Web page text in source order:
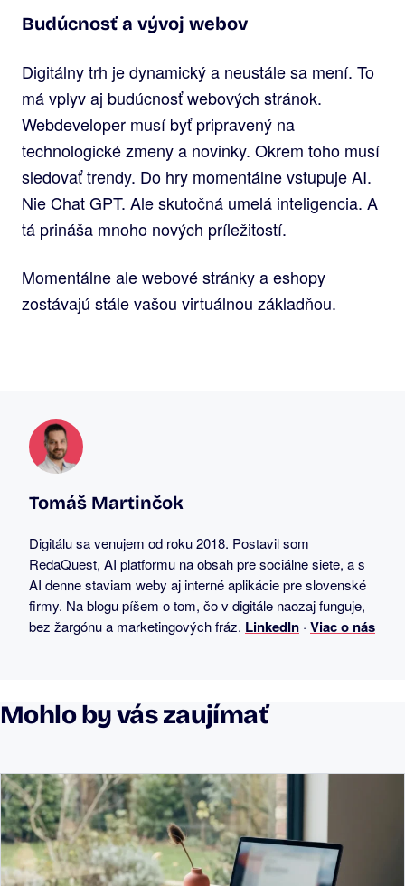
Budúcnosť a vývoj webov
Digitálny trh je dynamický a neustále sa mení. To
má vplyv aj budúcnosť webových stránok.
Webdeveloper musí byť pripravený na
technologické zmeny a novinky. Okrem toho musí
sledovať trendy. Do hry momentálne vstupuje AI.
Nie Chat GPT. Ale skutočná umelá inteligencia. A
tá prináša mnoho nových príležitostí.
Momentálne ale webové stránky a eshopy
zostávajú stále vašou virtuálnou základňou.
Tomáš Martinčok
Digitálu sa venujem od roku 2018. Postavil som
RedaQuest, AI platformu na obsah pre sociálne siete, a s
AI denne staviam weby aj interné aplikácie pre slovenské
firmy. Na blogu píšem o tom, čo v digitále naozaj funguje,
bez žargónu a marketingových fráz. LinkedIn · Viac o nás
Mohlo by vás zaujímať